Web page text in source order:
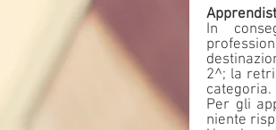
In
2^; la
categoria.
Per gli
niente